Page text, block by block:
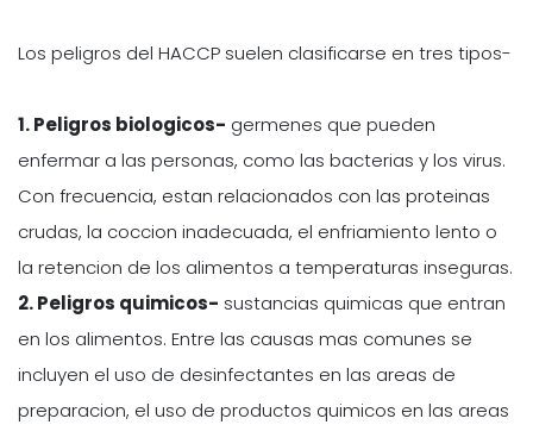
Los peligros del HACCP suelen clasificarse en tres tipos-
1. Peligros biologicos- germenes que pueden
enfermar a las personas, como las bacterias y los virus.
Con frecuencia, estan relacionados con las proteinas
crudas, la coccion inadecuada, el enfriamiento lento o
la retencion de los alimentos a temperaturas inseguras.
2. Peligros quimicos- sustancias quimicas que entran
en los alimentos. Entre las causas mas comunes se
incluyen el uso de desinfectantes en las areas de
preparacion, el uso de productos quimicos en las areas